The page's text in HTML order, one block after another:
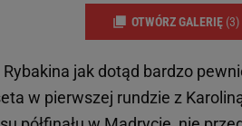
OTWÓRZ GALERIĘ (3)
jak dotąd bardzo
w pierwszej rundzie z